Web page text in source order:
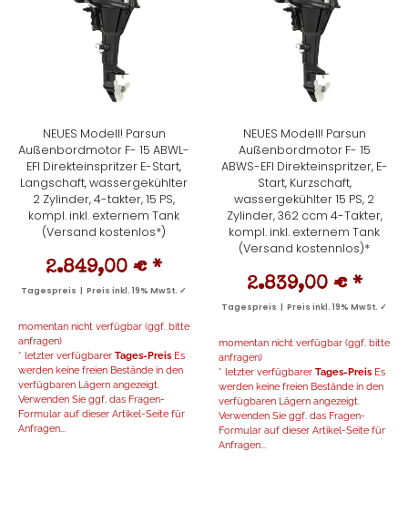
NEUES Modell! Parsun
Außenbordmotor F- 15 ABWL-
EFI Direkteinspritzer E-Start,
Langschaft, wassergekühlter
2 Zylinder, 4-takter, 15 PS,
kompl. inkl. externem Tank
(Versand kostenlos*)
2.849,00 € *
Tagespreis | Preis inkl. 19% MwSt. ✓
momentan nicht verfügbar (ggf. bitte
anfragen)
* letzter verfügbarer Tages-Preis Es
werden keine freien Bestände in den
verfügbaren Lägern angezeigt.
Verwenden Sie ggf. das Fragen-
Formular auf dieser Artikel-Seite für
Anfragen...
NEUES Modell! Parsun
Außenbordmotor F- 15
ABWS-EFI Direkteinspritzer, E-
Start, Kurzschaft,
wassergekühlter 15 PS, 2
Zylinder, 362 ccm 4-Takter,
kompl. inkl. externem Tank
(Versand kostennlos)*
2.839,00 € *
Tagespreis | Preis inkl. 19% MwSt. ✓
momentan nicht verfügbar (ggf. bitte
anfragen)
* letzter verfügbarer Tages-Preis Es
werden keine freien Bestände in den
verfügbaren Lägern angezeigt.
Verwenden Sie ggf. das Fragen-
Formular auf dieser Artikel-Seite für
Anfragen...